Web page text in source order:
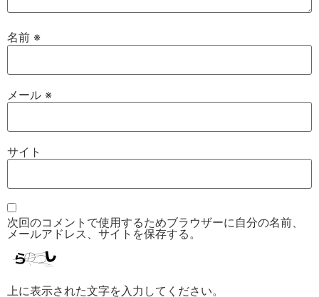
名前 ※
メール ※
サイト
次回のコメントで使用するためブラウザーに自分の名前、
メールアドレス、サイトを保存する。
上に表示された文字を入力してください。